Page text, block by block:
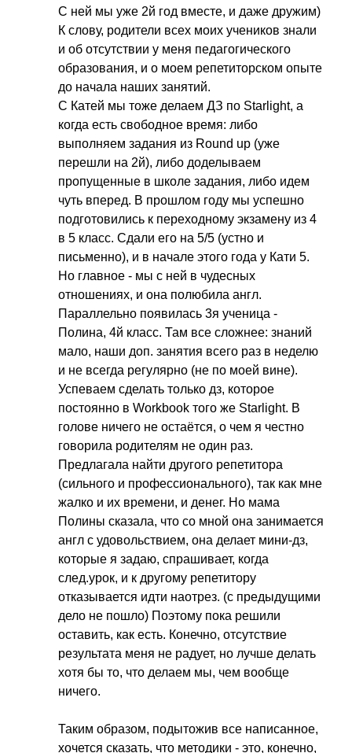
С ней мы уже 2й год вместе, и даже дружим)
К слову, родители всех моих учеников знали
и об отсутствии у меня педагогического
образования, и о моем репетиторском опыте
до начала наших занятий.
С Катей мы тоже делаем ДЗ по Starlight, а
когда есть свободное время: либо
выполняем задания из Round up (уже
перешли на 2й), либо доделываем
пропущенные в школе задания, либо идем
чуть вперед. В прошлом году мы успешно
подготовились к переходному экзамену из 4
в 5 класс. Сдали его на 5/5 (устно и
письменно), и в начале этого года у Кати 5.
Но главное - мы с ней в чудесных
отношениях, и она полюбила англ.
Параллельно появилась 3я ученица -
Полина, 4й класс. Там все сложнее: знаний
мало, наши доп. занятия всего раз в неделю
и не всегда регулярно (не по моей вине).
Успеваем сделать только дз, которое
постоянно в Workbook того же Starlight. В
голове ничего не остаётся, о чем я честно
говорила родителям не один раз.
Предлагала найти другого репетитора
(сильного и профессионального), так как мне
жалко и их времени, и денег. Но мама
Полины сказала, что со мной она занимается
англ с удовольствием, она делает мини-дз,
которые я задаю, спрашивает, когда
след.урок, и к другому репетитору
отказывается идти наотрез. (с предыдущими
дело не пошло) Поэтому пока решили
оставить, как есть. Конечно, отсутствие
результата меня не радует, но лучше делать
хотя бы то, что делаем мы, чем вообще
ничего.
Таким образом, подытожив все написанное,
хочется сказать, что методики - это, конечно,